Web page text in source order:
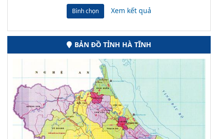
Bình chọn Xem kết quả
BẢN ĐỒ TỈNH HÀ TĨNH